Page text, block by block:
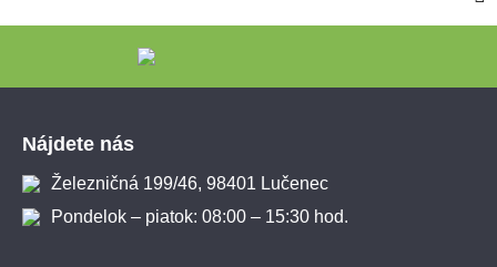
Nájdete nás
Železničná 199/46, 98401 Lučenec
Pondelok – piatok: 08:00 – 15:30 hod.